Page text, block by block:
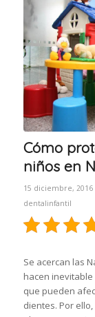
Cómo
niños en
15 diciembre, 2016
dentalinfantil
Se acercan las
hacen
que pueden
dientes. Por